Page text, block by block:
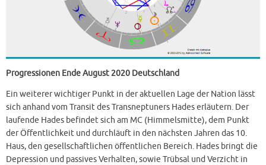
Progressionen Ende August 2020 Deutschland
Ein weiterer wichtiger Punkt in der aktuellen Lage der Nation lässt
sich anhand vom Transit des Transneptuners Hades erläutern. Der
laufende Hades befindet sich am MC (Himmelsmitte), dem Punkt
der Öffentlichkeit und durchläuft in den nächsten Jahren das 10.
Haus, den gesellschaftlichen öffentlichen Bereich. Hades bringt die
Depression und passives Verhalten, sowie Trübsal und Verzicht in